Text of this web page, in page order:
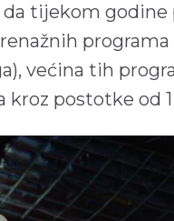
da tijekom
većina tih
postotke od